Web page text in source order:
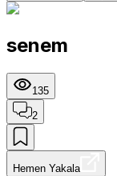
senem
135
2
Hemen Yakala